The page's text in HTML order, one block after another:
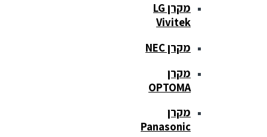
מקרן LG
Vivitek
מקרן NEC
מקרן
OPTOMA
מקרן
Panasonic